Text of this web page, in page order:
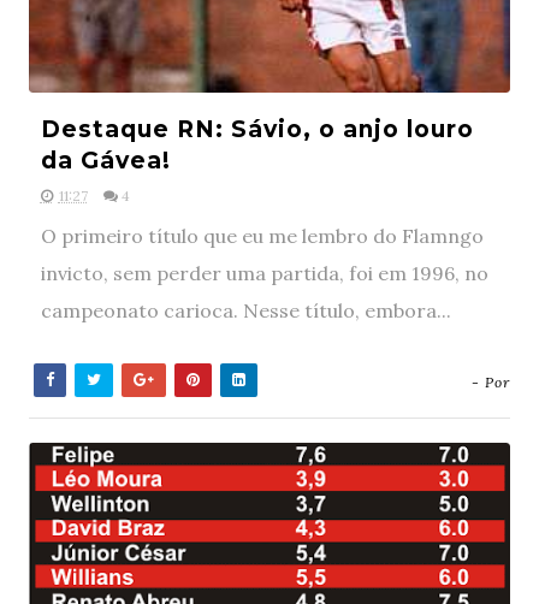
Destaque RN: Sávio, o anjo louro
da Gávea!
11:27 4
O primeiro título que eu me lembro do Flamngo
invicto, sem perder uma partida, foi em 1996, no
campeonato carioca. Nesse título, embora...
- Por